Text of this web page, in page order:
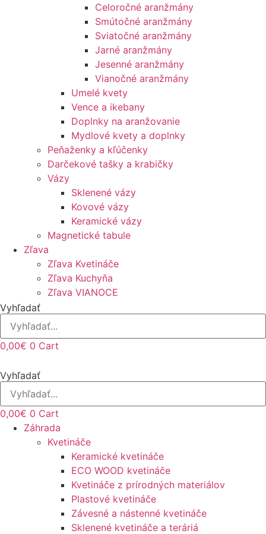
Celoročné aranžmány
Smútočné aranžmány
Sviatočné aranžmány
Jarné aranžmány
Jesenné aranžmány
Vianočné aranžmány
Umelé kvety
Vence a ikebany
Doplnky na aranžovanie
Mydlové kvety a doplnky
Peňaženky a kľúčenky
Darčekové tašky a krabičky
Vázy
Sklenené vázy
Kovové vázy
Keramické vázy
Magnetické tabule
Zľava
Zľava Kvetináče
Zľava Kuchyňa
Zľava VIANOCE
Vyhľadať
0,00€ 0 Cart
Vyhľadať
0,00€ 0 Cart
Záhrada
Kvetináče
Keramické kvetináče
ECO WOOD kvetináče
Kvetináče z prírodných materiálov
Plastové kvetináče
Závesné a nástenné kvetináče
Sklenené kvetináče a teráriá